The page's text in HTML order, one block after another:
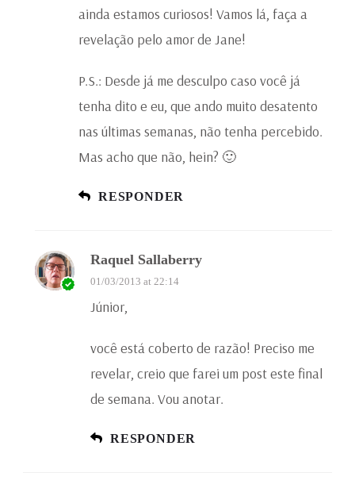
ainda estamos curiosos! Vamos lá, faça a
revelação pelo amor de Jane!
P.S.: Desde já me desculpo caso você já
tenha dito e eu, que ando muito desatento
nas últimas semanas, não tenha percebido.
Mas acho que não, hein? 🙂
RESPONDER
Raquel Sallaberry
01/03/2013 at 22:14
Júnior,
você está coberto de razão! Preciso me
revelar, creio que farei um post este final
de semana. Vou anotar.
RESPONDER